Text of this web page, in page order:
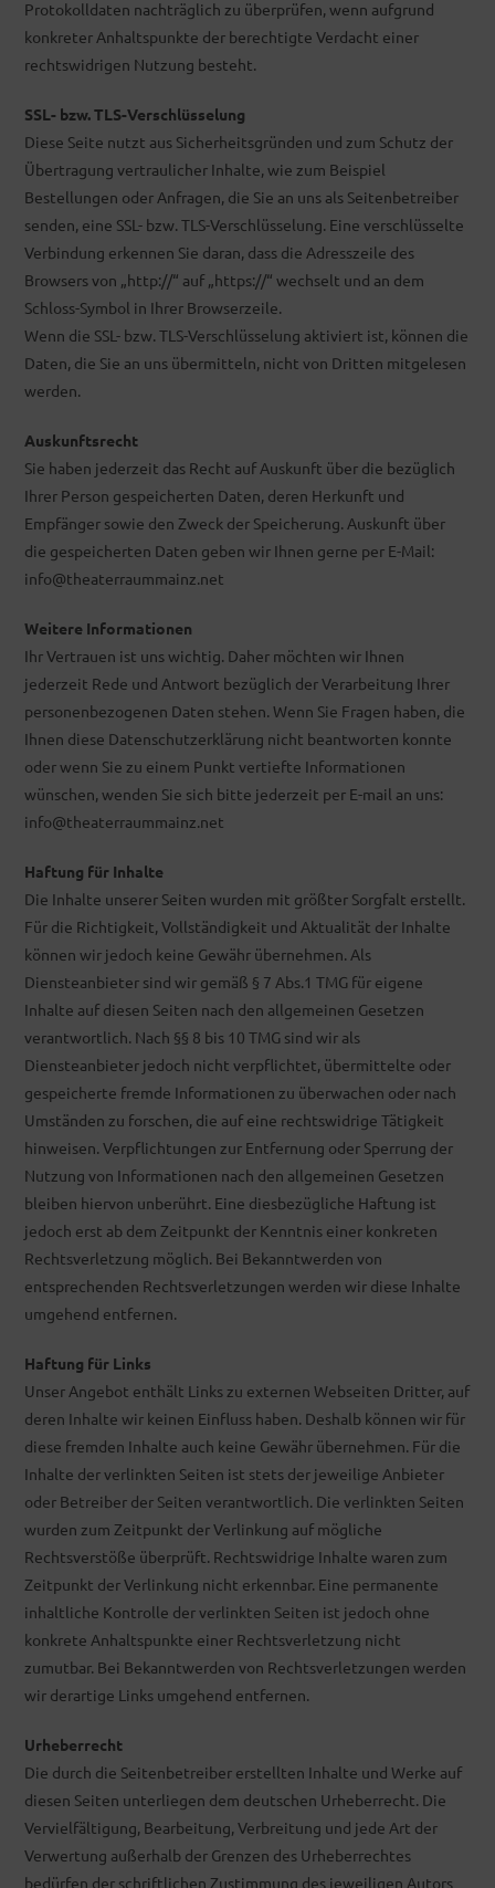
Protokolldaten nachträglich zu überprüfen, wenn aufgrund
konkreter Anhaltspunkte der berechtigte Verdacht einer
rechtswidrigen Nutzung besteht.
SSL- bzw. TLS-Verschlüsselung
Diese Seite nutzt aus Sicherheitsgründen und zum Schutz der
Übertragung vertraulicher Inhalte, wie zum Beispiel
Bestellungen oder Anfragen, die Sie an uns als Seitenbetreiber
senden, eine SSL- bzw. TLS-Verschlüsselung. Eine verschlüsselte
Verbindung erkennen Sie daran, dass die Adresszeile des
Browsers von „http://“ auf „https://“ wechselt und an dem
Schloss-Symbol in Ihrer Browserzeile.
Wenn die SSL- bzw. TLS-Verschlüsselung aktiviert ist, können die
Daten, die Sie an uns übermitteln, nicht von Dritten mitgelesen
werden.
Auskunftsrecht
Sie haben jederzeit das Recht auf Auskunft über die bezüglich
Ihrer Person gespeicherten Daten, deren Herkunft und
Empfänger sowie den Zweck der Speicherung. Auskunft über
die gespeicherten Daten geben wir Ihnen gerne per E-Mail:
info@theaterraummainz.net
Weitere Informationen
Ihr Vertrauen ist uns wichtig. Daher möchten wir Ihnen
jederzeit Rede und Antwort bezüglich der Verarbeitung Ihrer
personenbezogenen Daten stehen. Wenn Sie Fragen haben, die
Ihnen diese Datenschutzerklärung nicht beantworten konnte
oder wenn Sie zu einem Punkt vertiefte Informationen
wünschen, wenden Sie sich bitte jederzeit per E-mail an uns:
info@theaterraummainz.net
Haftung für Inhalte
Die Inhalte unserer Seiten wurden mit größter Sorgfalt erstellt.
Für die Richtigkeit, Vollständigkeit und Aktualität der Inhalte
können wir jedoch keine Gewähr übernehmen. Als
Diensteanbieter sind wir gemäß § 7 Abs.1 TMG für eigene
Inhalte auf diesen Seiten nach den allgemeinen Gesetzen
verantwortlich. Nach §§ 8 bis 10 TMG sind wir als
Diensteanbieter jedoch nicht verpflichtet, übermittelte oder
gespeicherte fremde Informationen zu überwachen oder nach
Umständen zu forschen, die auf eine rechtswidrige Tätigkeit
hinweisen. Verpflichtungen zur Entfernung oder Sperrung der
Nutzung von Informationen nach den allgemeinen Gesetzen
bleiben hiervon unberührt. Eine diesbezügliche Haftung ist
jedoch erst ab dem Zeitpunkt der Kenntnis einer konkreten
Rechtsverletzung möglich. Bei Bekanntwerden von
entsprechenden Rechtsverletzungen werden wir diese Inhalte
umgehend entfernen.
Haftung für Links
Unser Angebot enthält Links zu externen Webseiten Dritter, auf
deren Inhalte wir keinen Einfluss haben. Deshalb können wir für
diese fremden Inhalte auch keine Gewähr übernehmen. Für die
Inhalte der verlinkten Seiten ist stets der jeweilige Anbieter
oder Betreiber der Seiten verantwortlich. Die verlinkten Seiten
wurden zum Zeitpunkt der Verlinkung auf mögliche
Rechtsverstöße überprüft. Rechtswidrige Inhalte waren zum
Zeitpunkt der Verlinkung nicht erkennbar. Eine permanente
inhaltliche Kontrolle der verlinkten Seiten ist jedoch ohne
konkrete Anhaltspunkte einer Rechtsverletzung nicht
zumutbar. Bei Bekanntwerden von Rechtsverletzungen werden
wir derartige Links umgehend entfernen.
Urheberrecht
Die durch die Seitenbetreiber erstellten Inhalte und Werke auf
diesen Seiten unterliegen dem deutschen Urheberrecht. Die
Vervielfältigung, Bearbeitung, Verbreitung und jede Art der
Verwertung außerhalb der Grenzen des Urheberrechtes
bedürfen der schriftlichen Zustimmung des jeweiligen Autors